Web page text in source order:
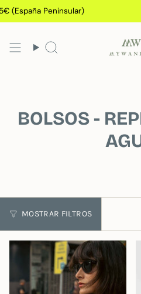
Ir
al
Peninsular)
Búsqueda
BOLSOS -
MOSTRAR FILTROS